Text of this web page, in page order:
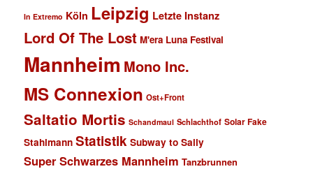
In Extremo Köln Leipzig Letzte Instanz
Lord Of The Lost M'era Luna Festival
Mannheim Mono Inc.
MS Connexion Ost+Front
Saltatio Mortis Schandmaul Schlachthof Solar Fake
Stahlmann Statistik Subway to Sally
Super Schwarzes Mannheim Tanzbrunnen